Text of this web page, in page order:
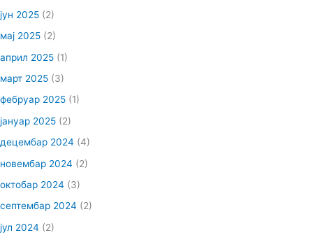
јун 2025 (2)
мај 2025 (2)
април 2025 (1)
март 2025 (3)
фебруар 2025 (1)
јануар 2025 (2)
децембар 2024 (4)
новембар 2024 (2)
октобар 2024 (3)
септембар 2024 (2)
јул 2024 (2)